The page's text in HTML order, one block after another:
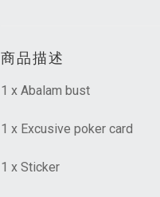
商品描述
1 x Abalam bust
1 x Excusive poker card
1 x Sticker